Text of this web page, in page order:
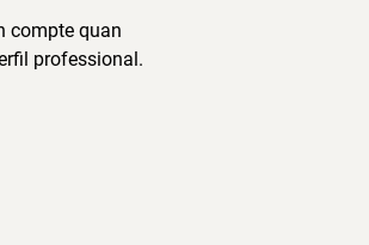
compte quan
professional.